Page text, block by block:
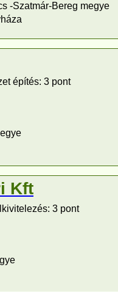
-Szatmár-Bereg megye
építés: 3 pont
Kft
3 pont